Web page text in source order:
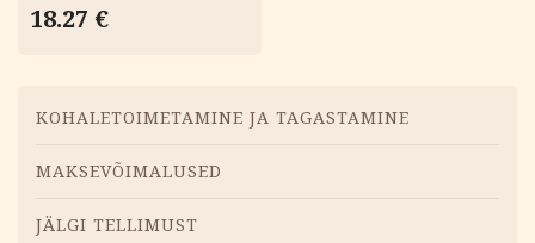
18.27 €
Menüü
KOHALETOIMETAMINE JA TAGASTAMINE
MAKSEVÕIMALUSED
JÄLGI TELLIMUST